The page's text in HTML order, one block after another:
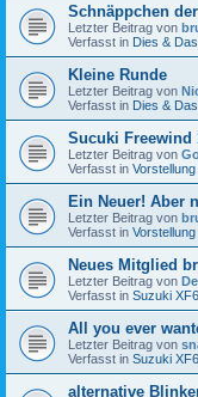
Schnäppchen
Letzter Beitrag von
Verfasst in Dies & Das
Kleine Runde
Letzter Beitrag von
Verfasst in Dies & Das
Sucuki Freewind
Letzter Beitrag von
Verfasst in Vorstellung
Ein Neuer! Aber
Letzter Beitrag von
Verfasst in Vorstellung
Neues Mitglied
Letzter Beitrag von
Verfasst in Suzuki
All you ever
Letzter Beitrag von
Verfasst in Suzuki
alternative